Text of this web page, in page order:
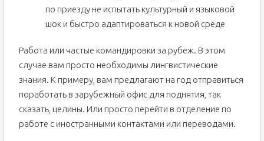
по приезду не испытать культурный и языковой
шок и быстро адаптироваться к новой среде
Работа или частые командировки за рубеж. В этом
случае вам просто необходимы лингвистические
знания. К примеру, вам предлагают на год отправиться
поработать в зарубежный офис для поднятия, так
сказать, целины. Или просто перейти в отделение по
работе с иностранными контактами или переводами.